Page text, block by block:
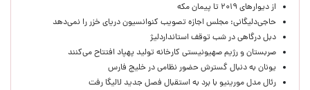
از دیوارهای ۲۰۱۹ تا پیمان مکه
حاجی‌دلیگانی: مجلس اجازه تصویب کنوانسیون دریای خزر را نمی‌دهد
دبل درگاهی در شب توقف استانداردلیژ
صربستان و رژیم صهیونیستی کارخانه تولید پهپاد افتتاح می‌کنند
یونان به دنبال گسترش حضور نظامی در خلیج فارس
رئال مدل مورینیو با برد به استقبال فصل جدید لالیگا رفت